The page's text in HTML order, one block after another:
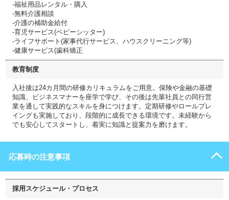
-福祉用品レンタル・購入
-無料介護相談
-介護の補助金給付
-育児サービス(ベビーシッター)
-ライフサポート(家事代行サービス、ハウスクリーニング等)
-健康サービス(歯科矯正
教育制度
入社後は24カ月間の研修カリキュラムをご用意。保険や金融の基礎
知識、ビジネスマナーを座学で学び、その後は先輩社員との同行営
業を通して実践的なスキルを身につけます。定期研修やロールプレ
イングも実施しており、段階的に成長できる環境です。未経験から
でも安心してスタートし、着実に知識と提案力を磨けます。
応募時の注意事項
採用スケジュール・プロセス